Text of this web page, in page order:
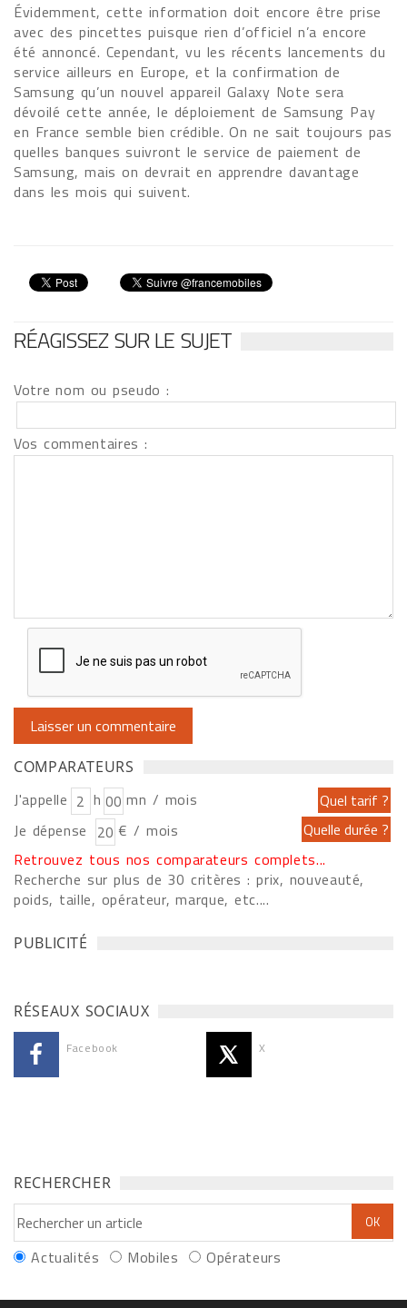
Évidemment, cette information doit encore être prise
avec des pincettes puisque rien d’officiel n’a encore
été annoncé. Cependant, vu les récents lancements du
service ailleurs en Europe, et la confirmation de
Samsung qu’un nouvel appareil Galaxy Note sera
dévoilé cette année, le déploiement de Samsung Pay
en France semble bien crédible. On ne sait toujours pas
quelles banques suivront le service de paiement de
Samsung, mais on devrait en apprendre davantage
dans les mois qui suivent.
RÉAGISSEZ SUR LE SUJET
Votre nom ou pseudo :
Vos commentaires :
COMPARATEURS
J'appelle h
mn / mois
Je dépense
€ / mois
Retrouvez tous nos comparateurs complets...
Recherche sur plus de 30 critères : prix, nouveauté,
poids, taille, opérateur, marque, etc....
PUBLICITÉ
RÉSEAUX SOCIAUX
Facebook X
RECHERCHER
Actualités Mobiles Opérateurs